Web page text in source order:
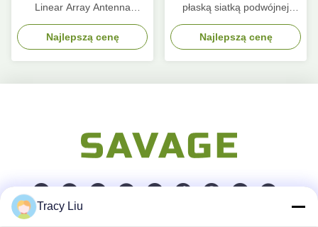
Linear Array Antenna
Dwupolaryzowana Lampka
Boczna
Najlepszą cenę
płaską siatką podwójnej
polaryzowanej antenki z
płaską siatką
Najlepszą cenę
Tracy Liu